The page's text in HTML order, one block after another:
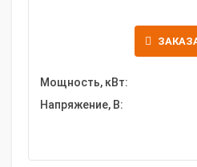
Мощность, кВт:
Напряжение, В: